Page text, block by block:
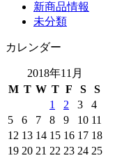
新商品情報
未分類
カレンダー
2018年11月
M T W T F S
S
1
2 3
4
5
6 7 8 9 10 11
12 13 14 15 16 17 18
19 20 21 22 23 24 25